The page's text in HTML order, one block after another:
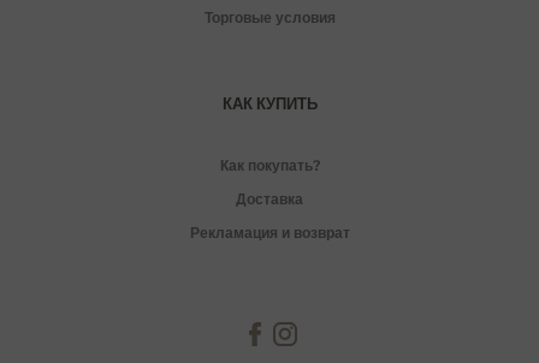
Торговые условия
КАК КУПИТЬ
Как покупать?
Доставка
Рекламация и возврат